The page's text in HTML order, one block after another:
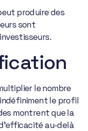
produire des
sont
le nombre
indéfiniment le profil
montrent que la
au-delà